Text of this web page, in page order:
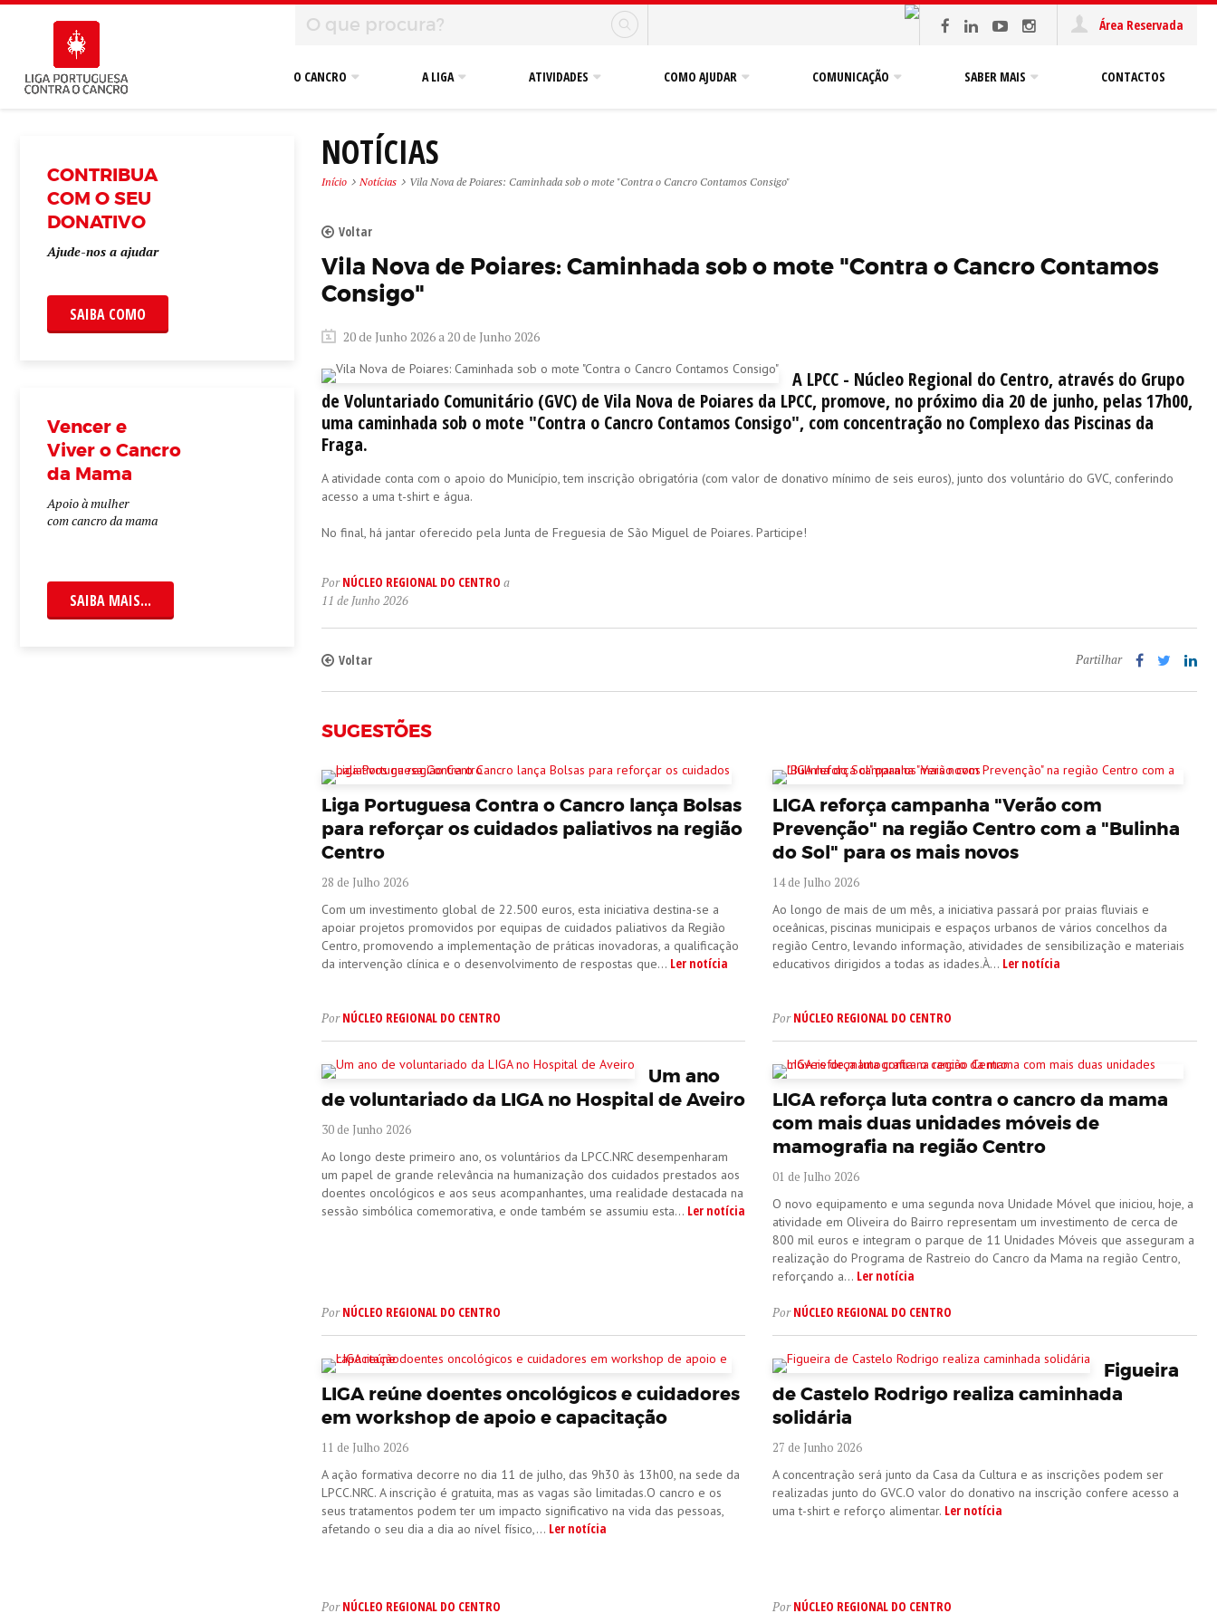
Área Reservada
O CANCRO A LIGA ATIVIDADES COMO AJUDAR COMUNICAÇÃO SABER MAIS CONTACTOS
CONTRIBUA
COM O SEU
DONATIVO
Ajude-nos a ajudar
SAIBA COMO
Vencer e
Viver o Cancro
da Mama
Apoio à mulher
com cancro da mama
SAIBA MAIS...
NOTÍCIAS
Início Notícias Vila Nova de Poiares: Caminhada sob o mote "Contra o Cancro Contamos Consigo"
Voltar
Vila Nova de Poiares: Caminhada sob o mote "Contra o Cancro Contamos
Consigo"
20 de Junho 2026 a 20 de Junho 2026
A LPCC - Núcleo Regional do Centro, através do Grupo
de Voluntariado Comunitário (GVC) de Vila Nova de Poiares da LPCC, promove, no próximo dia 20 de junho, pelas 17h00,
uma caminhada sob o mote "Contra o Cancro Contamos Consigo", com concentração no Complexo das Piscinas da
Fraga.
A atividade conta com o apoio do Município, tem inscrição obrigatória (com valor de donativo mínimo de seis euros), junto dos voluntário do GVC, conferindo
acesso a uma t-shirt e água.
No final, há jantar oferecido pela Junta de Freguesia de São Miguel de Poiares. Participe!
PorNÚCLEO REGIONAL DO CENTRO a
11 de Junho 2026
Voltar Partilhar
SUGESTÕES
Liga Portuguesa Contra o Cancro lança Bolsas
para reforçar os cuidados paliativos na região
Centro
28 de Julho 2026
Com um investimento global de 22.500 euros, esta iniciativa destina-se a
apoiar projetos promovidos por equipas de cuidados paliativos da Região
Centro, promovendo a implementação de práticas inovadoras, a qualificação
da intervenção clínica e o desenvolvimento de respostas que... Ler notícia
PorNÚCLEO REGIONAL DO CENTRO
LIGA reforça campanha "Verão com
Prevenção" na região Centro com a "Bulinha
do Sol" para os mais novos
14 de Julho 2026
Ao longo de mais de um mês, a iniciativa passará por praias fluviais e
oceânicas, piscinas municipais e espaços urbanos de vários concelhos da
região Centro, levando informação, atividades de sensibilização e materiais
educativos dirigidos a todas as idades.À... Ler notícia
PorNÚCLEO REGIONAL DO CENTRO
Um ano
de voluntariado da LIGA no Hospital de Aveiro
30 de Junho 2026
Ao longo deste primeiro ano, os voluntários da LPCC.NRC desempenharam
um papel de grande relevância na humanização dos cuidados prestados aos
doentes oncológicos e aos seus acompanhantes, uma realidade destacada na
sessão simbólica comemorativa, e onde também se assumiu esta... Ler notícia
PorNÚCLEO REGIONAL DO CENTRO
LIGA reforça luta contra o cancro da mama
com mais duas unidades móveis de
mamografia na região Centro
01 de Julho 2026
O novo equipamento e uma segunda nova Unidade Móvel que iniciou, hoje, a
atividade em Oliveira do Bairro representam um investimento de cerca de
800 mil euros e integram o parque de 11 Unidades Móveis que asseguram a
realização do Programa de Rastreio do Cancro da Mama na região Centro,
reforçando a... Ler notícia
PorNÚCLEO REGIONAL DO CENTRO
LIGA reúne doentes oncológicos e cuidadores
em workshop de apoio e capacitação
11 de Julho 2026
A ação formativa decorre no dia 11 de julho, das 9h30 às 13h00, na sede da
LPCC.NRC. A inscrição é gratuita, mas as vagas são limitadas.O cancro e os
seus tratamentos podem ter um impacto significativo na vida das pessoas,
afetando o seu dia a dia ao nível físico,... Ler notícia
PorNÚCLEO REGIONAL DO CENTRO
Figueira
de Castelo Rodrigo realiza caminhada
solidária
27 de Junho 2026
A concentração será junto da Casa da Cultura e as inscrições podem ser
realizadas junto do GVC.O valor do donativo na inscrição confere acesso a
uma t-shirt e reforço alimentar. Ler notícia
PorNÚCLEO REGIONAL DO CENTRO